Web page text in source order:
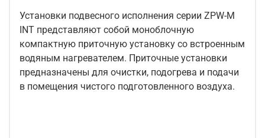
Установки подвесного исполнения серии ZPW-M
INT представляют собой моноблочную
компактную приточную установку со встроенным
водяным нагревателем. Приточные установки
предназначены для очистки, подогрева и подачи
в помещения чистого подготовленного воздуха.